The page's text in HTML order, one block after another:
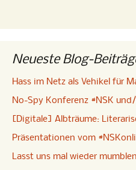
Neueste Blog-
Hass im Netz als Vehikel für
No-Spy Konferenz #NSK
[Digitale] Albträume:
Präsentationen vom
Lasst uns mal wieder mumblen